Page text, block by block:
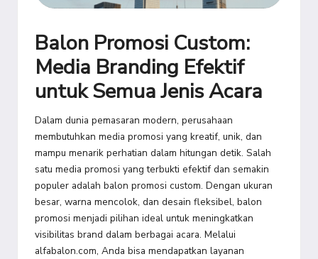
Balon Promosi Custom:
Media Branding Efektif
untuk Semua Jenis Acara
Dalam dunia pemasaran modern, perusahaan
membutuhkan media promosi yang kreatif, unik, dan
mampu menarik perhatian dalam hitungan detik. Salah
satu media promosi yang terbukti efektif dan semakin
populer adalah balon promosi custom. Dengan ukuran
besar, warna mencolok, dan desain fleksibel, balon
promosi menjadi pilihan ideal untuk meningkatkan
visibilitas brand dalam berbagai acara. Melalui
alfabalon.com, Anda bisa mendapatkan layanan